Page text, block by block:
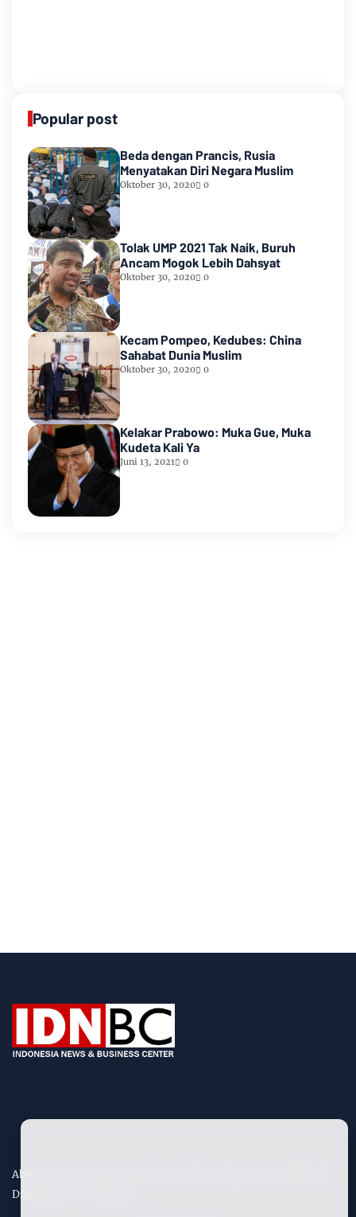
Popular post
Beda dengan Prancis, Rusia
Menyatakan Diri Negara Muslim
Oktober 30, 2020 0
Tolak UMP 2021 Tak Naik, Buruh
Ancam Mogok Lebih Dahsyat
Oktober 30, 2020 0
Kecam Pompeo, Kedubes: China
Sahabat Dunia Muslim
Oktober 30, 2020 0
Kelakar Prabowo: Muka Gue, Muka
Kudeta Kali Ya
Juni 13, 2021 0
About Us
Disclaimers